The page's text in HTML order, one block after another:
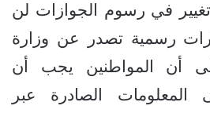
في رسوم الجوازات لن
رسمية تصدر عن وزارة
أن المواطنين يجب أن
الصادرة عبر